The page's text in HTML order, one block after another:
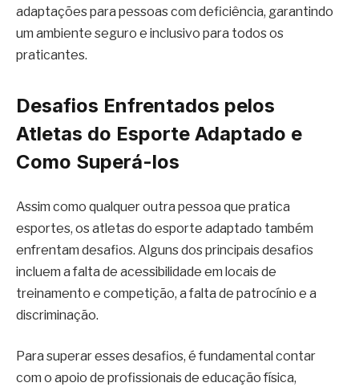
adaptações para pessoas com deficiência, garantindo
um ambiente seguro e inclusivo para todos os
praticantes.
Desafios Enfrentados pelos
Atletas do Esporte Adaptado e
Como Superá-los
Assim como qualquer outra pessoa que pratica
esportes, os atletas do esporte adaptado também
enfrentam desafios. Alguns dos principais desafios
incluem a falta de acessibilidade em locais de
treinamento e competição, a falta de patrocínio e a
discriminação.
Para superar esses desafios, é fundamental contar
com o apoio de profissionais de educação física,